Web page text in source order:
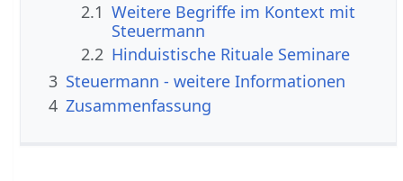
2.1 Weitere Begriffe im Kontext mit
2.2 Hinduistische Rituale Seminare
3
Steuermann‏‎ - weitere Informationen
4 Zusammenfassung